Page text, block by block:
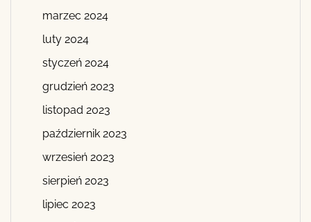
marzec 2024
luty 2024
styczeń 2024
grudzień 2023
listopad 2023
październik 2023
wrzesień 2023
sierpień 2023
lipiec 2023